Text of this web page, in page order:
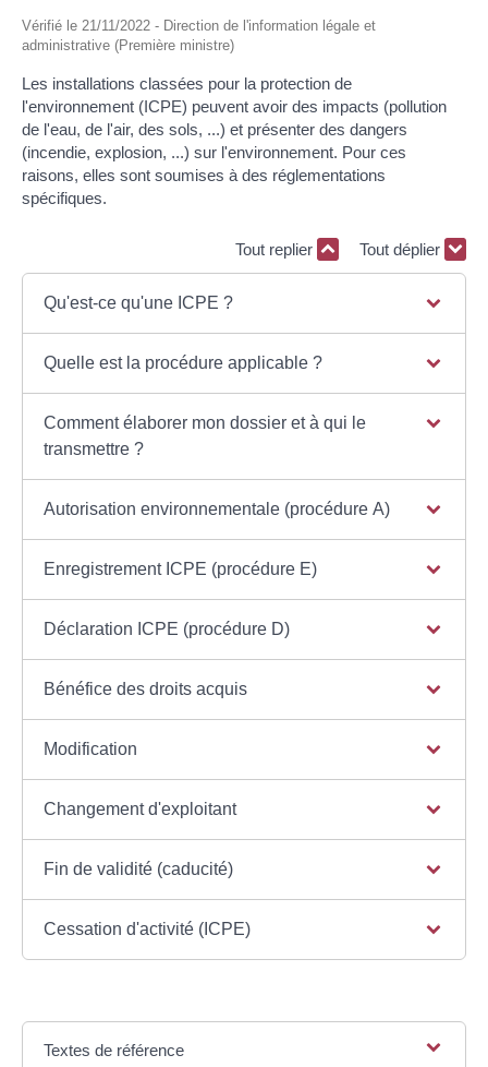
Vérifié le 21/11/2022 - Direction de l'information légale et
administrative (Première ministre)
Les installations classées pour la protection de
l'environnement (ICPE) peuvent avoir des impacts (pollution
de l'eau, de l'air, des sols, ...) et présenter des dangers
(incendie, explosion, ...) sur l'environnement. Pour ces
raisons, elles sont soumises à des réglementations
spécifiques.
Tout replier Tout déplier
Qu'est-ce qu'une ICPE ?
Quelle est la procédure applicable ?
Comment élaborer mon dossier et à qui le
transmettre ?
Autorisation environnementale (procédure A)
Enregistrement ICPE (procédure E)
Déclaration ICPE (procédure D)
Bénéfice des droits acquis
Modification
Changement d'exploitant
Fin de validité (caducité)
Cessation d'activité (ICPE)
Textes de référence